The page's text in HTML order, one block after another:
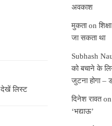
देखें लिस्ट
अवकाश
मुकताon
जा सकता था
Subhash
को बचाने के
जुटना होगा –
दिनेश रावत
‘भद्याऊ’